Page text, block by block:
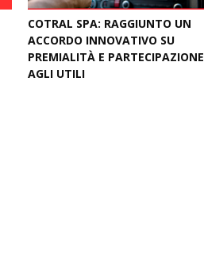
COTRAL SPA: RAGGIUNTO UN
ACCORDO INNOVATIVO SU
PREMIALITÀ E PARTECIPAZIONE
AGLI UTILI